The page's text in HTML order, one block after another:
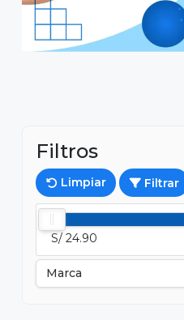
Filtros
Limpiar Filtrar
S/ 24.90
Marca